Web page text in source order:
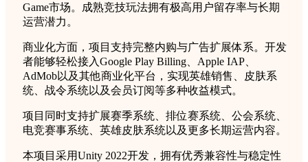
Game市场。成熟竞技玩法拥有极高用户留存率与长期
运营潜力。
商业化方面，项目支持完整内购与广告扩展体系。开发
者能够轻松接入Google Play Billing、Apple IAP、
AdMob以及其他商业化平台，实现英雄销售、皮肤系
统、战令系统以及会员订阅等多种收益模式。
项目同时支持扩展赛季系统、排位赛系统、公会系统、
电竞赛事系统、英雄皮肤系统以及更多长期运营内容。
本项目采用Unity 2022开发，拥有优秀兼容性与稳定性